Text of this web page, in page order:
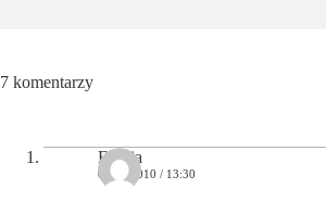
7 komentarzy
Emilia
04/12/2010 / 13:30